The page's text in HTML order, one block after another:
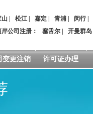
山 松江 嘉定 青浦 闵行|
岸公司注册 ： 塞舌尔 开曼群岛
变更注销 许可证办理